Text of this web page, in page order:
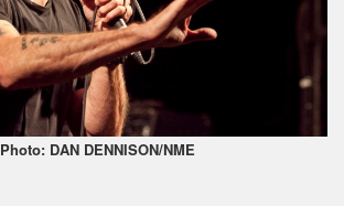
Photo: DAN DENNISON/NME